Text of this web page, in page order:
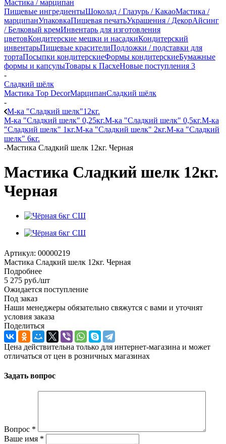
Мастика / марципан
Пищевые ингредиентыШоколад / Глазурь / КакаоМастика /
марципанУпаковкаПищевая печатьУкрашения / ДекорАйсинг
/ Белковый кремИнвентарь для изготовления
цветовКондитерские мешки и насадкиКондитерский
инвентарьПищевые красителиПодложки / подставки для
тортаПосыпки кондитерскиеФормы кондитерскиеБумажные
формы и капсулыТовары к ПасхеНовые поступления 3
-
Сладкий шёлк
Мастика Top DecorМарципанСладкий шёлк
-
М-ка "Сладкий шелк"12кг.
М-ка "Сладкий шелк" 0,25кг.М-ка "Сладкий шелк" 0,5кг.М-ка
"Сладкий шелк" 1кг.М-ка "Сладкий шелк" 2кг.М-ка "Сладкий
шелк" 6кг.
-Мастика Сладкий шелк 12кг. Черная
Мастика Сладкий шелк 12кг.
Черная
Артикул: 00000219
Мастика Сладкий шелк 12кг. Черная
Подробнее
5 275 руб./шт
Ожидается поступление
Под заказ
Наши менеджеры обязательно свяжутся с вами и уточнят
условия заказа
Поделиться
Цена действительна только для интернет-магазина и может
отличаться от цен в розничных магазинах
Задать вопрос
Вопрос *
Ваше имя *